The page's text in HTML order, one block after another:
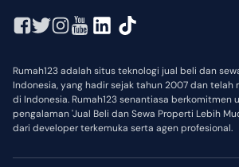
Rumah123 adalah situs teknologi jual beli dan
Indonesia, yang hadir sejak tahun 2007 dan telah
di Indonesia. Rumah123 senantiasa berkomitmen
pengalaman 'Jual Beli dan Sewa Properti Lebih
dari developer terkemuka serta agen profesional.